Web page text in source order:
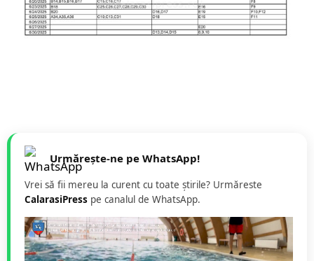
Urmărește-ne pe WhatsApp!
Vrei să fii mereu la curent cu toate știrile? Urmăreste
CalarasiPress pe canalul de WhatsApp.